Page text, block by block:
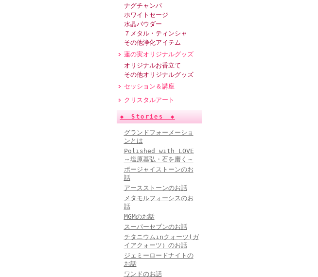
ナグチャンパ
ホワイトセージ
水晶パウダー
７メタル・ティンシャ
その他浄化アイテム
蓮の実オリジナルグッズ
オリジナルお香立て
その他オリジナルグッズ
セッション＆講座
クリスタルアート
◆ Stories ◆
グランドフォーメーショ
ンとは
Polished with LOVE
～塩原基弘・石を磨く～
ボージャイストーンのお
話
アースストーンのお話
メタモルフォーシスのお
話
MGMのお話
スーパーセブンのお話
チタニウムinクォーツ(ガ
イアクォーツ）のお話
ジェミーロードナイトの
お話
ワンドのお話